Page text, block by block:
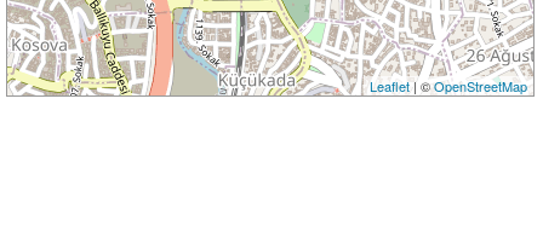
Leaflet| ©OpenStreetMap